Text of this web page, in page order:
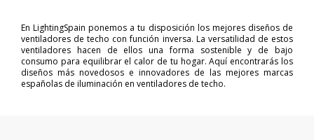
En LightingSpain ponemos a tu disposición los mejores diseños de
ventiladores de techo con función inversa. La versatilidad de estos
ventiladores hacen de ellos una forma sostenible y de bajo
consumo para equilibrar el calor de tu hogar. Aquí encontrarás los
diseños más novedosos e innovadores de las mejores marcas
españolas de iluminación en ventiladores de techo.